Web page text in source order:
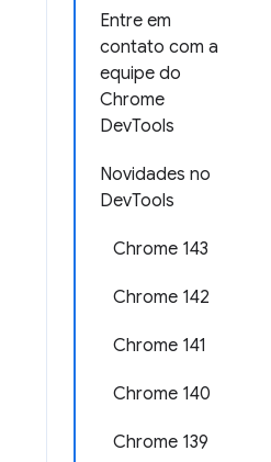
Entre em
contato com a
equipe do
Chrome
DevTools
Novidades no
DevTools
Chrome 143
Chrome 142
Chrome 141
Chrome 140
Chrome 139